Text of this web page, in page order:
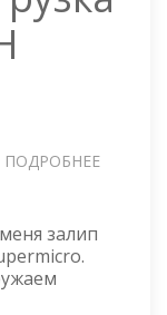
ПОДРОБНЕЕ
залип